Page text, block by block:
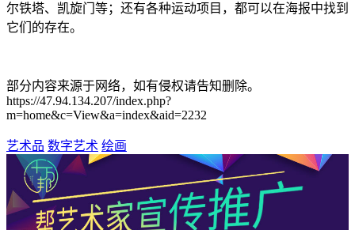
尔铁塔、凯旋门等；还有各种运动项目，都可以在海报中找到
它们的存在。
部分内容来源于网络，如有侵权请告知删除。
https://47.94.134.207/index.php?
m=home&c=View&a=index&aid=2232
艺术品 数字艺术 绘画